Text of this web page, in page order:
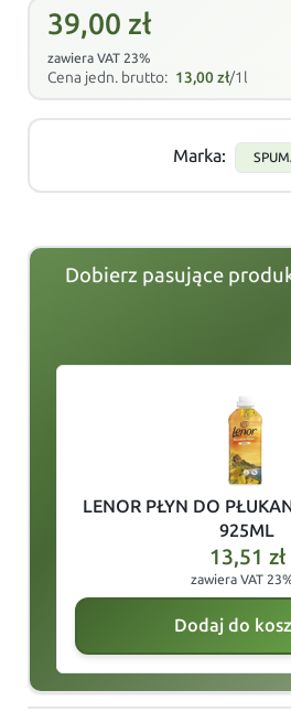
39,00 zł
zawiera VAT 23%
Cena jedn. brutto: 13,00zł/1l
Marka:
Dobierz pasujące
LENOR PŁYN DO
925ML
13,51 zł
zawiera VAT
Dodaj do